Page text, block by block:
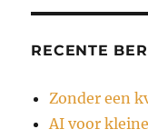
RECENTE
Zonder een
AI voor